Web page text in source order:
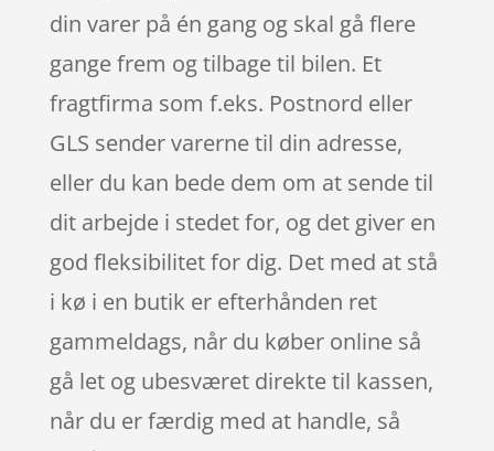
din varer på én gang og skal gå flere
gange frem og tilbage til bilen. Et
fragtfirma som f.eks. Postnord eller
GLS sender varerne til din adresse,
eller du kan bede dem om at sende til
dit arbejde i stedet for, og det giver en
god fleksibilitet for dig. Det med at stå
i kø i en butik er efterhånden ret
gammeldags, når du køber online så
gå let og ubesværet direkte til kassen,
når du er færdig med at handle, så